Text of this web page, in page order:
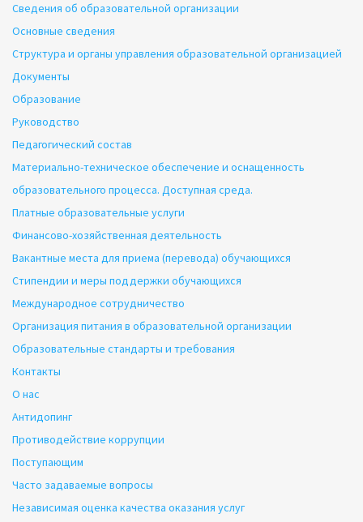
Сведения об образовательной организации
Основные сведения
Структура и органы управления образовательной организацией
Документы
Образование
Руководство
Педагогический состав
Материально-техническое обеспечение и оснащенность
образовательного процесса. Доступная среда.
Платные образовательные услуги
Финансово-хозяйственная деятельность
Вакантные места для приема (перевода) обучающихся
Стипендии и меры поддержки обучающихся
Международное сотрудничество
Организация питания в образовательной организации
Образовательные стандарты и требования
Контакты
О нас
Антидопинг
Противодействие коррупции
Поступающим
Часто задаваемые вопросы
Независимая оценка качества оказания услуг